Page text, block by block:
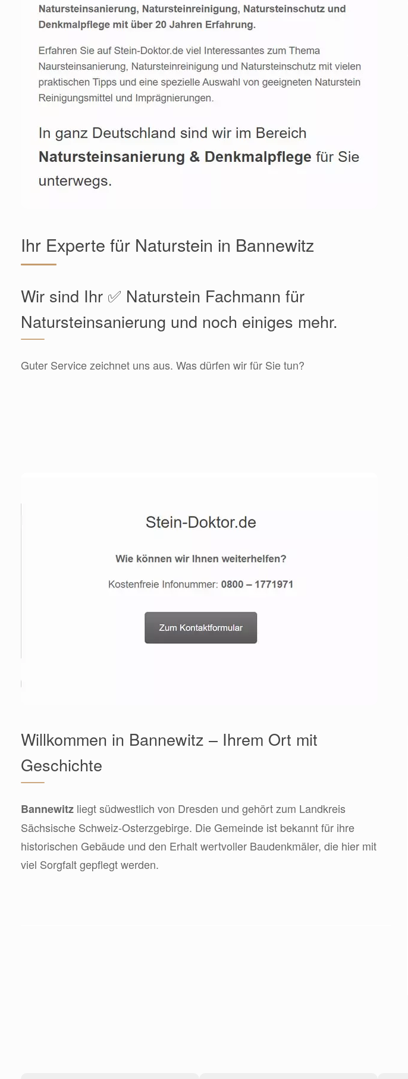
Ihr Experte für Naturstein in Bannewitz
Wir sind Ihr ✅ Naturstein Fachmann für
Natursteinsanierung und noch einiges mehr.
Guter Service zeichnet uns aus. Was dürfen wir für Sie tun?
Willkommen in Bannewitz – Ihrem Ort mit
Geschichte
Bannewitz liegt südwestlich von Dresden und gehört zum Landkreis
Sächsische Schweiz-Osterzgebirge. Die Gemeinde ist bekannt für ihre
historischen Gebäude und den Erhalt wertvoller Baudenkmäler, die hier mit
viel Sorgfalt gepflegt werden.